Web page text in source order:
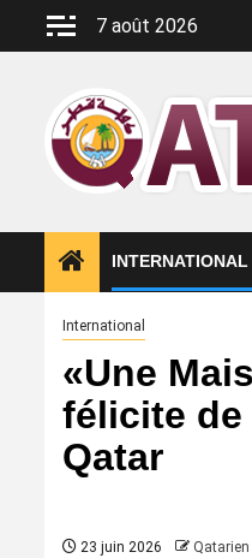
7 août 2026
INTERNATIONAL
International
«Une
félicite de
Qatar
23 juin 2026 Qatarien